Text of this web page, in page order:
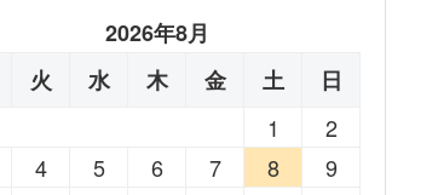
2026年8月
火 水 木 金 土
日
1
2
4 5 6 7 8
9